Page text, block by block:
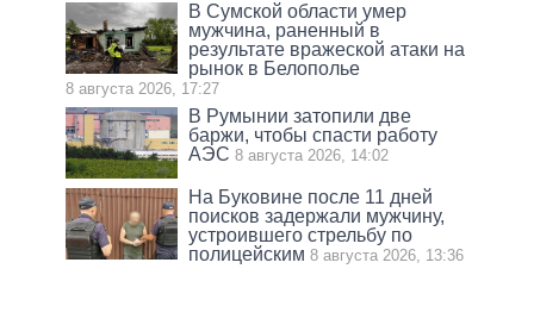
В Сумской области умер
мужчина, раненный в
результате вражеской атаки на
рынок в Белополье
8 августа 2026, 17:27
В Румынии затопили две
баржи, чтобы спасти работу
АЭС 8 августа 2026, 14:02
На Буковине после 11 дней
поисков задержали мужчину,
устроившего стрельбу по
полицейским 8 августа 2026, 13:36